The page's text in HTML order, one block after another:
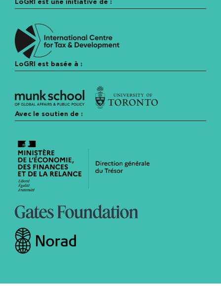
LoGRI est une initiative de :
LoGRI est basée à :
Avec le soutien de :